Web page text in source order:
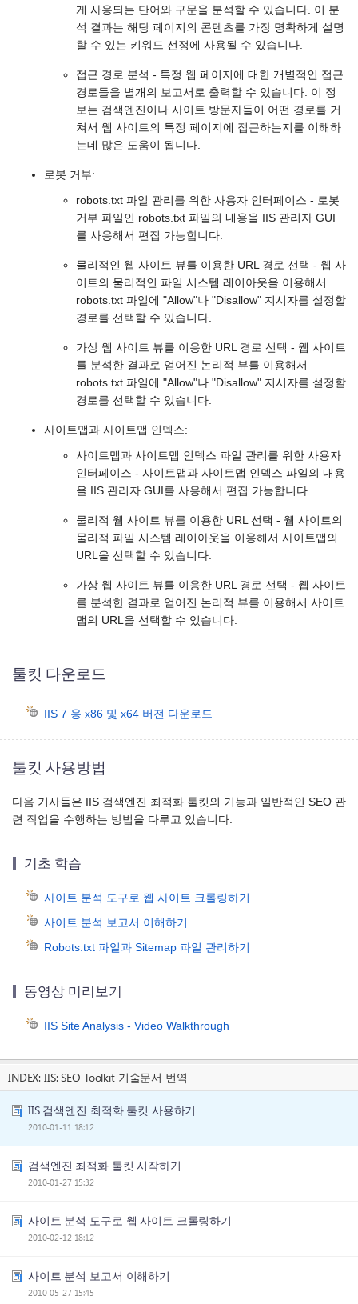
게 사용되는 단어와 구문을 분석할 수 있습니다. 이 분
석 결과는 해당 페이지의 콘텐츠를 가장 명확하게 설명
할 수 있는 키워드 선정에 사용될 수 있습니다.
접근 경로 분석 - 특정 웹 페이지에 대한 개별적인 접근
경로들을 별개의 보고서로 출력할 수 있습니다. 이 정
보는 검색엔진이나 사이트 방문자들이 어떤 경로를 거
쳐서 웹 사이트의 특정 페이지에 접근하는지를 이해하
는데 많은 도움이 됩니다.
로봇 거부:
robots.txt 파일 관리를 위한 사용자 인터페이스 - 로봇
거부 파일인 robots.txt 파일의 내용을 IIS 관리자 GUI
를 사용해서 편집 가능합니다.
물리적인 웹 사이트 뷰를 이용한 URL 경로 선택 - 웹 사
이트의 물리적인 파일 시스템 레이아웃을 이용해서
robots.txt 파일에 "Allow"나 "Disallow" 지시자를 설정할
경로를 선택할 수 있습니다.
가상 웹 사이트 뷰를 이용한 URL 경로 선택 - 웹 사이트
를 분석한 결과로 얻어진 논리적 뷰를 이용해서
robots.txt 파일에 "Allow"나 "Disallow" 지시자를 설정할
경로를 선택할 수 있습니다.
사이트맵과 사이트맵 인덱스:
사이트맵과 사이트맵 인덱스 파일 관리를 위한 사용자
인터페이스 - 사이트맵과 사이트맵 인덱스 파일의 내용
을 IIS 관리자 GUI를 사용해서 편집 가능합니다.
물리적 웹 사이트 뷰를 이용한 URL 선택 - 웹 사이트의
물리적 파일 시스템 레이아웃을 이용해서 사이트맵의
URL을 선택할 수 있습니다.
가상 웹 사이트 뷰를 이용한 URL 경로 선택 - 웹 사이트
를 분석한 결과로 얻어진 논리적 뷰를 이용해서 사이트
맵의 URL을 선택할 수 있습니다.
툴킷 다운로드
IIS 7 용 x86 및 x64 버전 다운로드
툴킷 사용방법
다음 기사들은 IIS 검색엔진 최적화 툴킷의 기능과 일반적인 SEO 관
련 작업을 수행하는 방법을 다루고 있습니다:
기초 학습
사이트 분석 도구로 웹 사이트 크롤링하기
사이트 분석 보고서 이해하기
Robots.txt 파일과 Sitemap 파일 관리하기
동영상 미리보기
IIS Site Analysis - Video Walkthrough
INDEX:IIS: SEO Toolkit 기술문서 번역
IIS 검색엔진 최적화 툴킷 사용하기
2010-01-11 18:12
검색엔진 최적화 툴킷 시작하기
2010-01-27 15:32
사이트 분석 도구로 웹 사이트 크롤링하기
2010-02-12 18:12
사이트 분석 보고서 이해하기
2010-05-27 15:45